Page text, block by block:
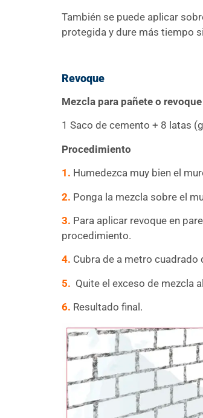
También se puede aplicar
protegida y dure más tiempo
Revoque
Mezcla para pañete o revoque
1 Saco de cemento + 8 latas
Procedimiento
1. Humedezca muy bien el
2. Ponga la mezcla sobre el
3. Para aplicar revoque en
procedimiento.
4. Cubra de a metro cuadrado
5. Quite el exceso de mezcla
6. Resultado final.